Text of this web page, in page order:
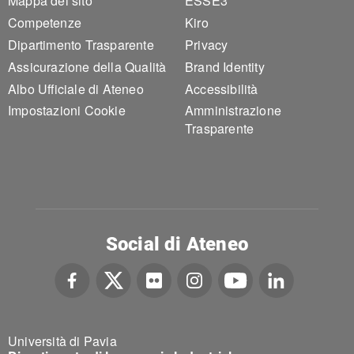
Competenze
Dipartimento Trasparente
Assicurazione della Qualità
Albo Ufficiale di Ateneo
Impostazioni Cookie
Kiro
Privacy
Brand Identity
Accessibilità
Amministrazione
Trasparente
Università di Pavia
Social di Ateneo